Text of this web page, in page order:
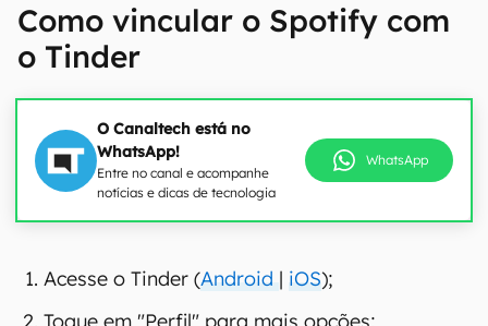
Como vincular o Spotify com
o Tinder
O Canaltech está no
WhatsApp!
Entre no canal e acompanhe
notícias e dicas de tecnologia
WhatsApp